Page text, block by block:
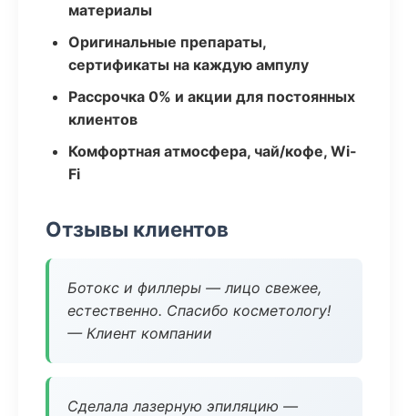
материалы
Оригинальные препараты,
сертификаты на каждую ампулу
Рассрочка 0% и акции для постоянных
клиентов
Комфортная атмосфера, чай/кофе, Wi-
Fi
Отзывы клиентов
Ботокс и филлеры — лицо свежее,
естественно. Спасибо косметологу!
— Клиент компании
Сделала лазерную эпиляцию —